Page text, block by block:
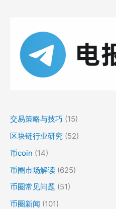
交易策略与技巧 (15)
区块链行业研究 (52)
币coin (14)
币圈市场解读 (625)
币圈常见问题 (51)
币圈新闻 (101)